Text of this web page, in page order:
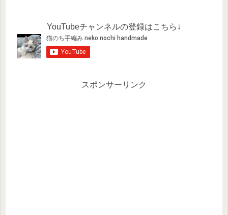
YouTubeチャンネルの登録はこちら↓
スポンサーリンク